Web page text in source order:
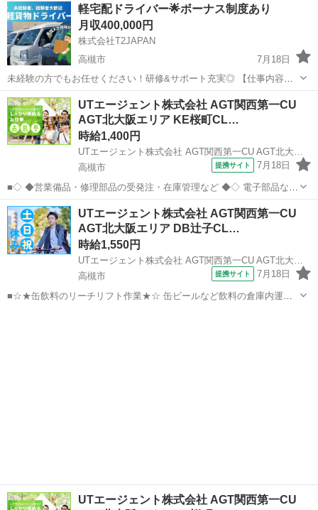
軽宅配ドライバー🌟ボーナス制度あり
月収400,000円
株式会社T2JAPAN
高槻市
7月18日
未経験の方でもお任せください！研修&サポート充実◎ 【仕事内容】
大手ECサイトの荷物を多数取り扱いとなります。 （配達物はホームセ
ンターの商品やトイレットペーパーや衣類など。） ２０代・３０代の
若手活躍中‼︎ ...
大阪 高槻市 未経験
UTエージェント株式会社 AGT関西第一CU
AGT北大阪エリア KE桜町CL…
時給1,400円
UTエージェント株式会社 AGT関西第一CU AGT北大阪エリア KE桜町CL＿事務《Jbtk1C》
高槻市
提携サイト 7月18日
■◇ ◆営業備品・修理部品の受発注・在庫管理など ◆◇ 電子部品など
のアフターサービスの会社で事務のお仕事 電話対応、受発注業務、在
庫管理、備品購入費、棚卸など 多岐にわたる業務をお任せします！ 事
務未経験でも大丈夫◎ ...
大阪 高槻市
UTエージェント株式会社 AGT関西第一CU
AGT北大阪エリア DB辻子CL…
時給1,550円
UTエージェント株式会社 AGT関西第一CU AGT北大阪エリア DB辻子CL 《Jdui1C》
高槻市
提携サイト 7月18日
■☆★缶飲料のリーチリフト作業★☆ 缶ビールなど飲料の倉庫内運搬
UTエージェント株式会社 AGT関西第一CU